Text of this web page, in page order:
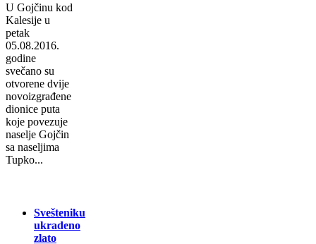
U Gojčinu kod
Kalesije u
petak
05.08.2016.
godine
svečano su
otvorene dvije
novoizgrađene
dionice puta
koje povezuje
naselje Gojčin
sa naseljima
Tupko...
Svešteniku
ukradeno
zlato